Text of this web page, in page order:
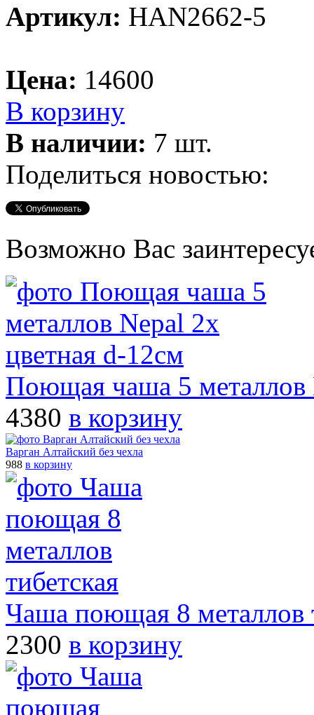
Артикул: HAN2662-5
Цена: 14600
В корзину
В наличии: 7 шт.
Поделиться новостью:
Возможно Вас
Поющая чаша 5 металлов
4380 в корзину
Варган Алтайский без чехла
988 в корзину
Чаша поющая 8 металлов
2300 в корзину